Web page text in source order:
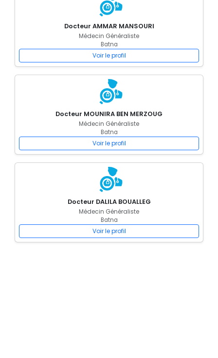
Docteur AMMAR MANSOURI
Médecin Généraliste
Batna
Voir le profil
Docteur MOUNIRA BEN MERZOUG
Médecin Généraliste
Batna
Voir le profil
Docteur DALILA BOUALLEG
Médecin Généraliste
Batna
Voir le profil